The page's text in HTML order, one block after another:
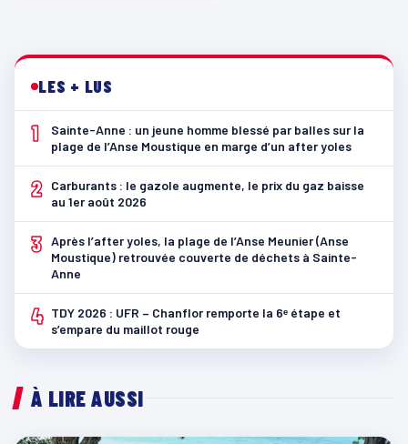
LES + LUS
1
Sainte-Anne : un jeune homme blessé par balles sur la
plage de l’Anse Moustique en marge d’un after yoles
2
Carburants : le gazole augmente, le prix du gaz baisse
au 1er août 2026
3 Après l’after yoles, la plage de l’Anse Meunier (Anse
Moustique) retrouvée couverte de déchets à Sainte-
Anne
4 TDY 2026 : UFR – Chanflor remporte la 6ᵉ étape et
s’empare du maillot rouge
À LIRE AUSSI